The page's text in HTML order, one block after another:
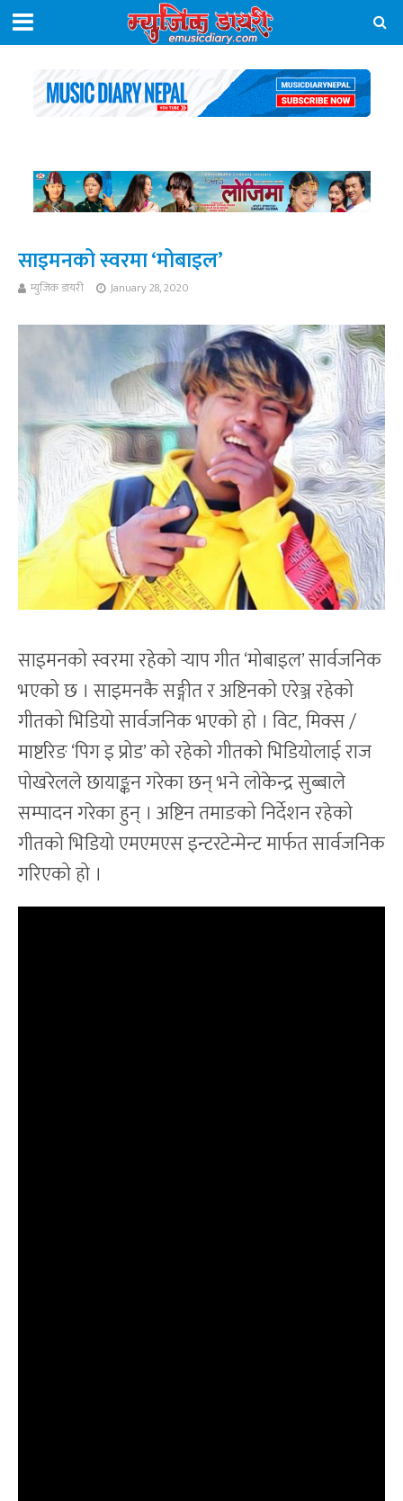
साइमनको स्वरमा ‘मोबाइल’
म्युजिक डायरी January 28, 2020
साइमनको स्वरमा रहेको र्‍याप गीत ‘मोबाइल’ सार्वजनिक
भएको छ । साइमनकै सङ्गीत र अष्टिनको एरेञ्ज रहेको
गीतको भिडियो सार्वजनिक भएको हो । विट, मिक्स /
माष्टरिङ ‘पिग इ प्रोड’ को रहेको गीतको भिडियोलाई राज
पोखरेलले छायाङ्कन गरेका छन् भने लोकेन्द्र सुब्बाले
सम्पादन गरेका हुन् । अष्टिन तमाङको निर्देशन रहेको
गीतको भिडियो एमएमएस इन्टरटेन्मेन्ट मार्फत सार्वजनिक
गरिएको हो ।